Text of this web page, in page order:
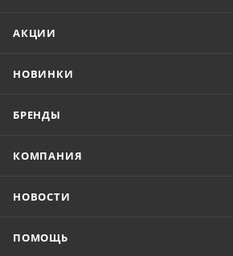
АКЦИИ
НОВИНКИ
БРЕНДЫ
КОМПАНИЯ
НОВОСТИ
ПОМОЩЬ